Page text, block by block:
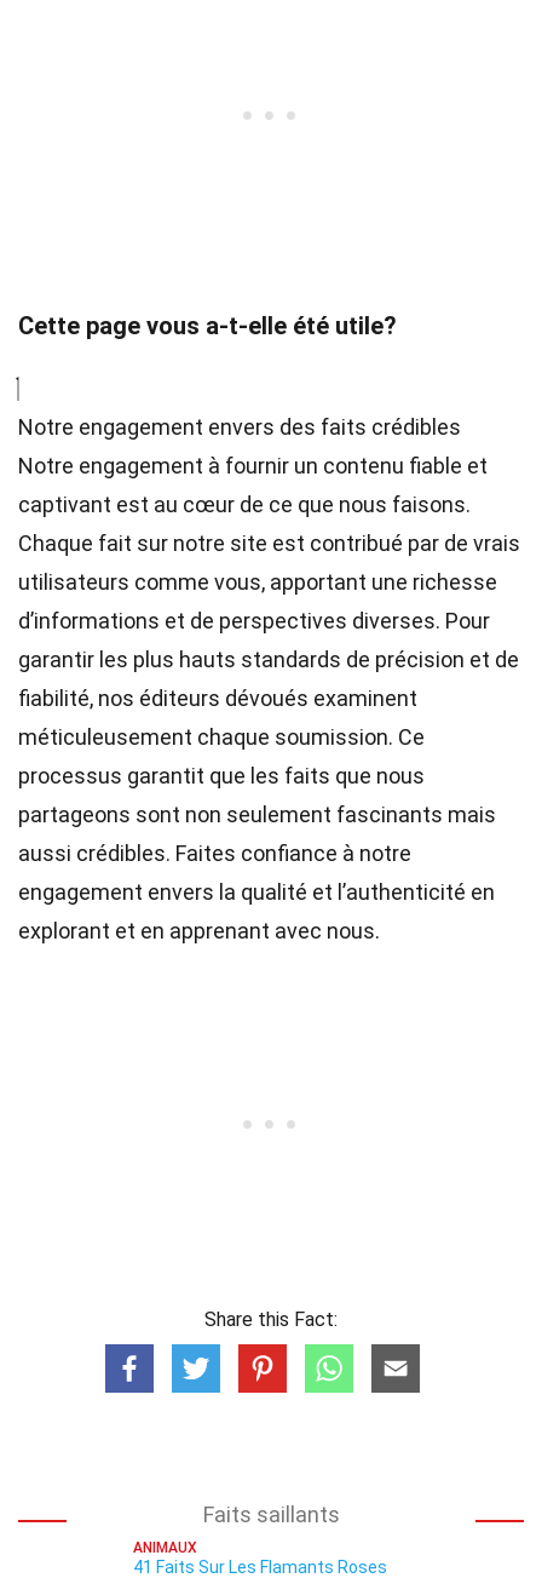
Cette page vous a-t-elle été utile?
Notre engagement envers des faits crédibles
Notre engagement à fournir un contenu fiable et
captivant est au cœur de ce que nous faisons.
Chaque fait sur notre site est contribué par de vrais
utilisateurs comme vous, apportant une richesse
d’informations et de perspectives diverses. Pour
garantir les plus hauts standards de précision et de
fiabilité, nos éditeurs dévoués examinent
méticuleusement chaque soumission. Ce
processus garantit que les faits que nous
partageons sont non seulement fascinants mais
aussi crédibles. Faites confiance à notre
engagement envers la qualité et l’authenticité en
explorant et en apprenant avec nous.
Share this Fact:
Faits saillants
ANIMAUX
41 Faits Sur Les Flamants Roses